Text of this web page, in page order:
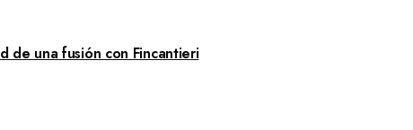
de una fusión con Fincantieri